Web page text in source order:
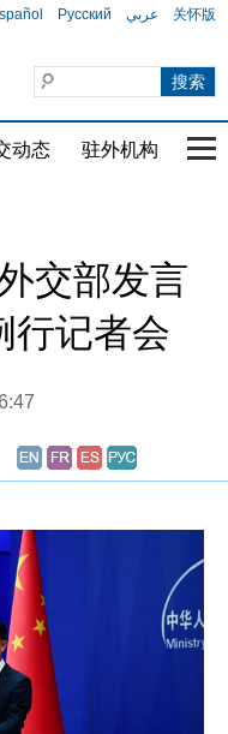
Русский عربي 关怀版
动态 驻外机构 国
交部发言
行记者会